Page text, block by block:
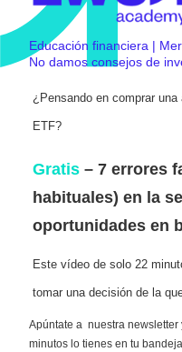
Educación financiera |
No damos consejos de
¿Pensando en comprar
ETF?
Gratis – 7 errores
habituales) en la
oportunidades en
Este vídeo de solo 22
tomar una decisión de la
Apúntate a nuestra newsletter
minutos lo tienes en tu bandeja